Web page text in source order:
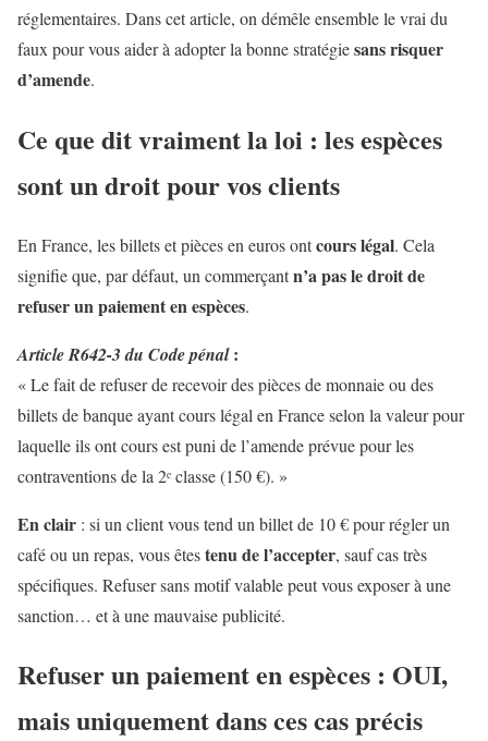
réglementaires. Dans cet article, on démêle ensemble le vrai du
faux pour vous aider à adopter la bonne stratégiesans risquer
d’amende.
Ce que dit vraiment la loi : les espèces
sont un droit pour vos clients
En France, les billets et pièces en euros ontcours légal. Cela
signifie que, par défaut, un commerçantn’a pas le droit de
refuser un paiement en espèces.
Article R642-3 du Code pénal:
« Le fait de refuser de recevoir des pièces de monnaie ou des
billets de banque ayant cours légal en France selon la valeur pour
laquelle ils ont cours est puni de l’amende prévue pour les
contraventions de la 2ᵉ classe (150 €). »
En clair : si un client vous tend un billet de 10 € pour régler un
café ou un repas, vous êtestenu de l’accepter, sauf cas très
spécifiques. Refuser sans motif valable peut vous exposer à une
sanction… et à une mauvaise publicité.
Refuser un paiement en espèces : OUI,
mais uniquement dans ces cas précis